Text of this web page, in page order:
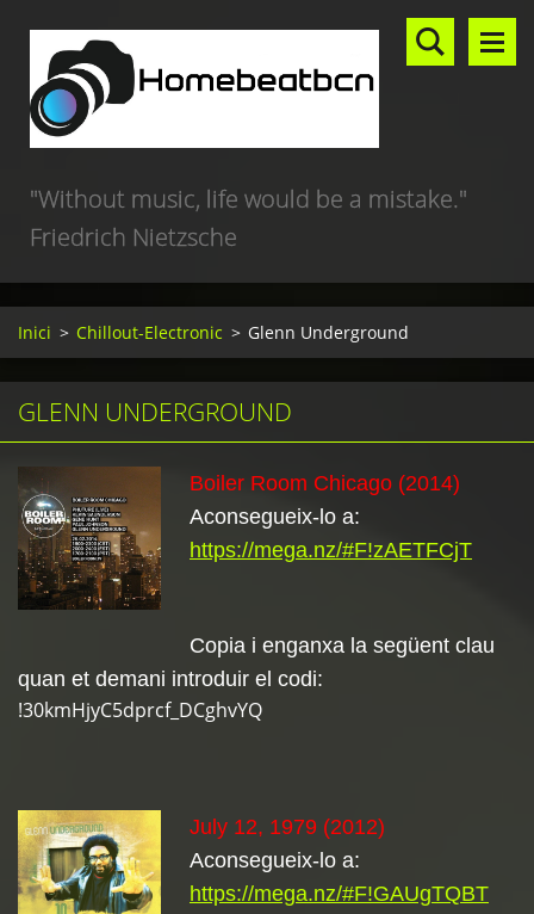
"Without music, life would be a mistake."
Friedrich Nietzsche
Inici > Chillout-Electronic > Glenn Underground
GLENN UNDERGROUND
Boiler Room Chicago (2014)
Aconsegueix-lo a:
https://mega.nz/#F!zAETFCjT
Copia i enganxa la següent clau
quan et demani introduir el codi:
!30kmHjyC5dprcf_DCghvYQ
July 12, 1979 (2012)
Aconsegueix-lo a:
https://mega.nz/#F!GAUgTQBT